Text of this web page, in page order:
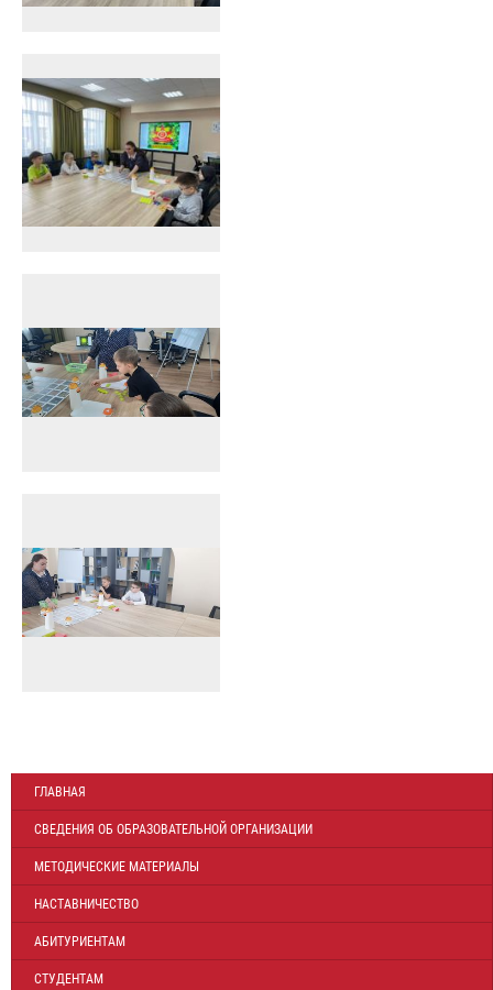
ГЛАВНАЯ
СВЕДЕНИЯ ОБ ОБРАЗОВАТЕЛЬНОЙ ОРГАНИЗАЦИИ
МЕТОДИЧЕСКИЕ МАТЕРИАЛЫ
НАСТАВНИЧЕСТВО
АБИТУРИЕНТАМ
СТУДЕНТАМ